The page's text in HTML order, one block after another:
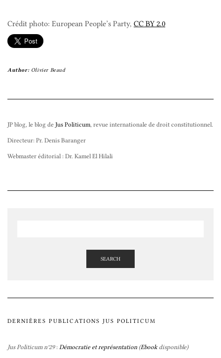
Crédit photo: European People’s Party, CC BY 2.0
Author: Olivier Beaud
JP blog, le blog de Jus Politicum , revue internationale de droit constitutionnel.
Directeur: Pr. Denis Baranger
Webmaster éditorial : Dr. Kamel El Hilali
SEARCH
DERNIÈRES PUBLICATIONS JUS POLITICUM
Jus Politicum n°29: Démocratie et représentation (Ebookdisponible)